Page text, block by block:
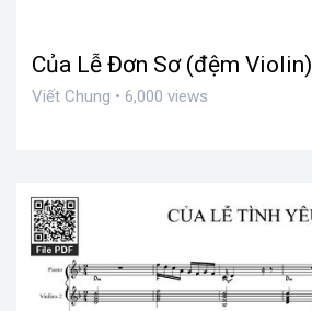
Của Lễ Đơn Sơ (đệm Violin)
Viết Chung • 6,000 views